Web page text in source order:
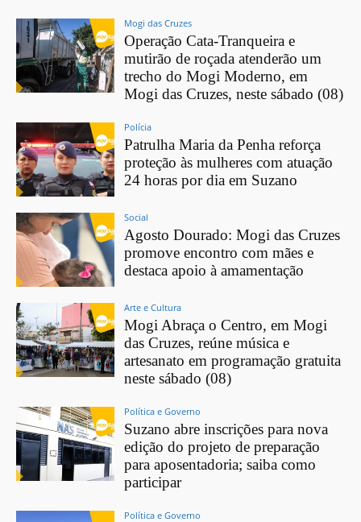
Mogi das Cruzes
Operação Cata-Tranqueira e
mutirão de roçada atenderão um
trecho do Mogi Moderno, em
Mogi das Cruzes, neste sábado (08)
Polícia
Patrulha Maria da Penha reforça
proteção às mulheres com atuação
24 horas por dia em Suzano
Social
Agosto Dourado: Mogi das Cruzes
promove encontro com mães e
destaca apoio à amamentação
Arte e Cultura
Mogi Abraça o Centro, em Mogi
das Cruzes, reúne música e
artesanato em programação gratuita
neste sábado (08)
Política e Governo
Suzano abre inscrições para nova
edição do projeto de preparação
para aposentadoria; saiba como
participar
Política e Governo